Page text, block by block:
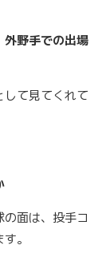
外野手での出場
て見てくれて
面は、投手コ
。